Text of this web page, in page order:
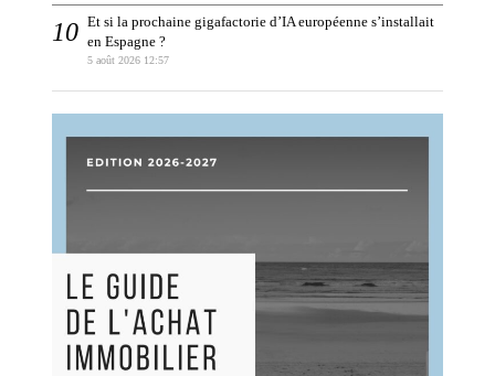
Et si la prochaine gigafactorie d’IA européenne s’installait
en Espagne ?
5 août 2026 12:57